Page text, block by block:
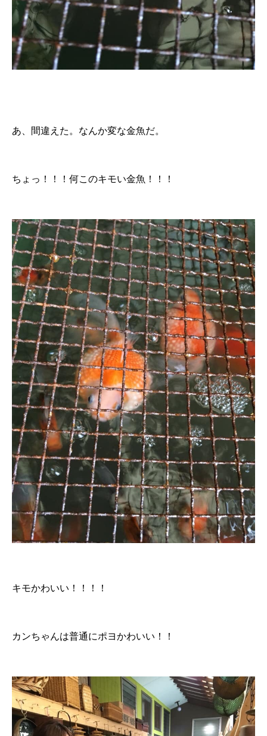
あ、間違えた。なんか変な金魚だ。
ちょっ！！！何このキモい金魚！！！
キモかわいい！！！！
カンちゃんは普通にポヨかわいい！！